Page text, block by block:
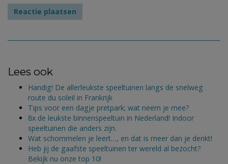
Lees ook
Handig! De allerleukste speeltuinen langs de snelweg
route du soleil in Frankrijk
Tips voor een dagje pretpark; wat neem je mee?
8x de leukste binnenspeeltuin in Nederland! Indoor
speeltuinen die anders zijn.
Wat schommelen je leert…, en dat is meer dan je denkt!
Heb jij de gaafste speeltuinen ter wereld al bezocht?
Bekijk nu onze top 10!